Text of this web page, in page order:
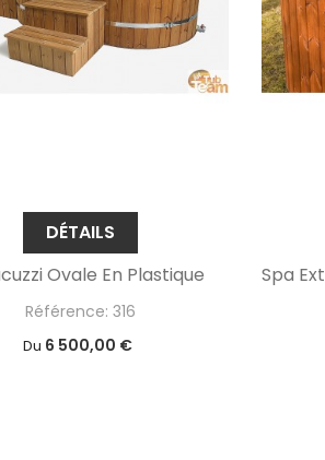
DÉTAILS
Ovale En Plastique
Référence: 316
Du 6 500,00 €